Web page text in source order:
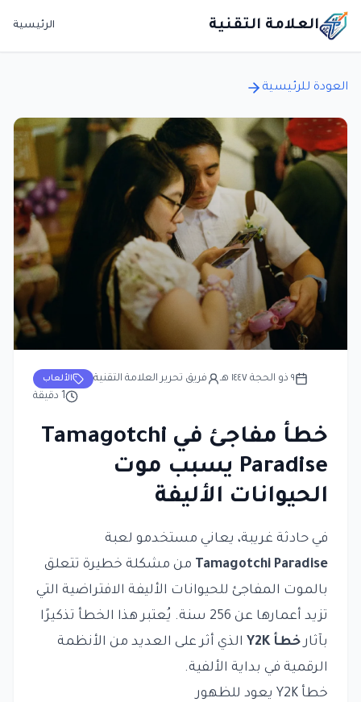
العلامة التقنية الرئيسية
العودة للرئيسية
الألعاب فريق تحرير العلامة التقنية
٩ ذو الحجة ١٤٤٧ هـ
1 دقيقة
خطأ مفاجئ في Tamagotchi
Paradise يسبب موت
الحيوانات الأليفة
في حادثة غريبة، يعاني مستخدمو لعبة
Tamagotchi Paradise من مشكلة خطيرة تتعلق
بالموت المفاجئ للحيوانات الأليفة الافتراضية التي
تزيد أعمارها عن 256 سنة. يُعتبر هذا الخطأ تذكيرًا
بآثارخطأ Y2K
الذي أثر على العديد من الأنظمة
الرقمية في بداية الألفية.
خطأ Y2K يعود للظهور